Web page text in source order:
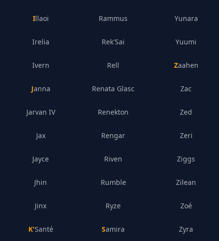
Illaoi
Irelia
Ivern
Janna
Jarvan IV
Jax
Jayce
Jhin
Jinx
K'Santé
Rammus
Rek'Sai
Rell
Renata Glasc
Renekton
Rengar
Riven
Rumble
Ryze
Samira
Yunara
Yuumi
Zaahen
Zac
Zed
Zeri
Ziggs
Zilean
Zoé
Zyra